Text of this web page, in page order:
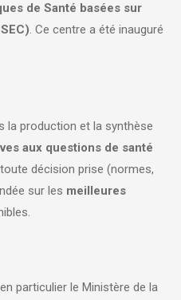
de Santé basées sur
. Ce centre a été inauguré
la production et la synthèse
aux questions de santé
décision prise (normes,
sur les meilleures
particulier le Ministère de la